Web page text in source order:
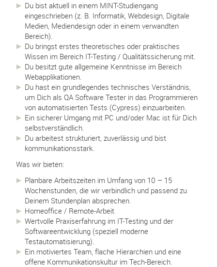
Du bist aktuell in einem MINT-Studiengang
eingeschrieben (z. B. Informatik, Webdesign, Digitale
Medien, Mediendesign oder in einem verwandten
Bereich).
Du bringst erstes theoretisches oder praktisches
Wissen im Bereich IT-Testing / Qualitätssicherung mit.
Du besitzt gute allgemeine Kenntnisse im Bereich
Webapplikationen.
Du hast ein grundlegendes technisches Verständnis,
um Dich als QA Software Tester in das Programmieren
von automatisierten Tests (Cypress) einzuarbeiten.
Ein sicherer Umgang mit PC und/oder Mac ist für Dich
selbstverständlich.
Du arbeitest strukturiert, zuverlässig und bist
kommunikationsstark.
Was wir bieten:
Planbare Arbeitszeiten im Umfang von 10 – 15
Wochenstunden, die wir verbindlich und passend zu
Deinem Stundenplan absprechen.
Homeoffice / Remote-Arbeit
Wertvolle Praxiserfahrung im IT-Testing und der
Softwareentwicklung (speziell moderne
Testautomatisierung).
Ein motiviertes Team, flache Hierarchien und eine
offene Kommunikationskultur im Tech-Bereich.